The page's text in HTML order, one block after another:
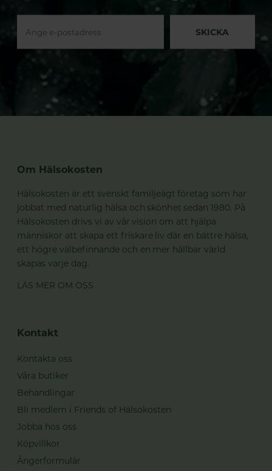
SKICKA
Om Hälsokosten
Hälsokosten är ett svenskt familjeägt företag som har
jobbat med naturlig hälsa och skönhet sedan 1980. På
Hälsokosten drivs vi av vår vision om att hjälpa
människor att skapa ett friskare liv där en bättre hälsa,
ett högre välbefinnande och en mer hållbar värld
skapas varje dag.
LÄS MER OM OSS
Kontakt
Kontakta oss
Våra butiker
Behandlingar
Bli medlem i Friends of Hälsokosten
Jobba hos oss
Köpvillkor
Ångerformulär